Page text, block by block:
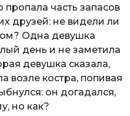
часть запасов
друзей: не видели ли
Одна девушка
день и не заметила
девушка сказала,
возле костра, попивая
он догадался,
но как?